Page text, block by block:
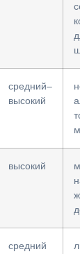
средний–
высокий
высокий
средний